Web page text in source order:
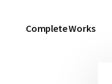
Complete Works